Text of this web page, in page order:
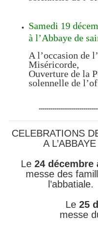
Samedi 19
à l’Abbaye de
A l’occasion de
Miséricorde,
Ouverture de la
solennelle de
CELEBRATIONS
A
Le 24 décembre
messe des
l’abbatiale.
Le 25
messe